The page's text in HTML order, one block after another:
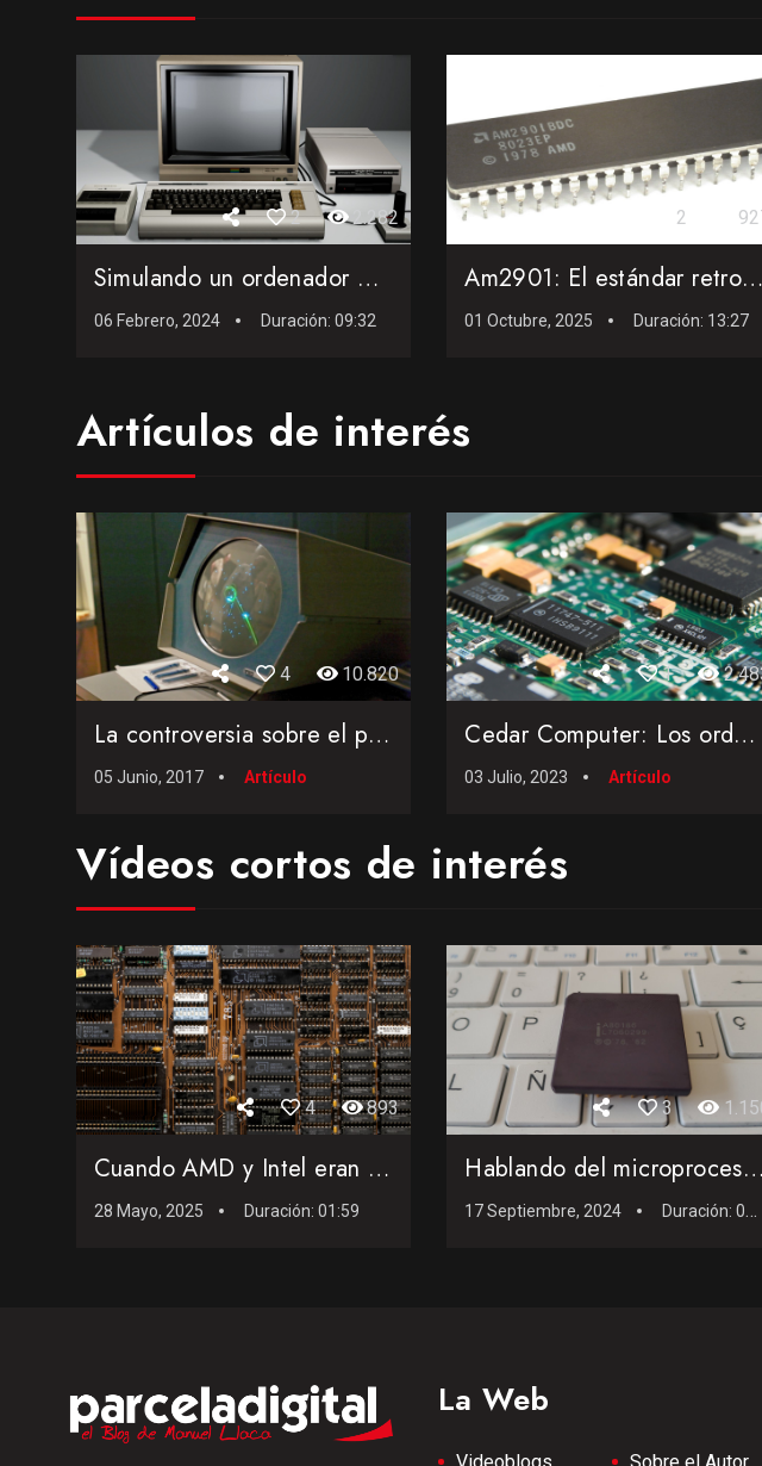
2 2.282
Simulando un ordenador Commodore VIC-20 de 1980
06 Febrero, 2024 Duración: 09:32
2
Am2901: El estándar retro de AMD que movió titanes
01 Octubre, 2025 Duración: 13:27
Artículos de interés
4 10.820
La controversia sobre el primer videojuego de la historia: N...
05 Junio, 2017 Artículo
1
Cedar Computer: Los ordenadores profesionales basados en el ...
03 Julio, 2023 Artículo
Vídeos cortos de interés
4 893
Cuando AMD y Intel eran socios... y nadie lo sabía
28 Mayo, 2025 Duración: 01:59
3
Hablando del microprocesador más extraño y desconocido de ...
17 Septiembre, 2024 Duración:02:36
La Web